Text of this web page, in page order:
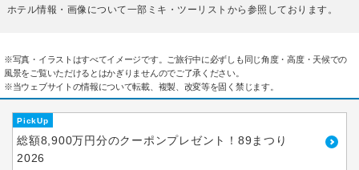
ホテル情報・画像について一部ミキ・ツーリストから参照しております。
※写真・イラストはすべてイメージです。ご旅行中に必ずしも同じ角度・高度・天候での
風景をご覧いただけるとはかぎりませんのでご了承ください。
※当ウェブサイトの情報について転載、複製、改変等を固く禁じます。
PickUp
総額8,900万円分のクーポンプレゼント！89まつり
2026